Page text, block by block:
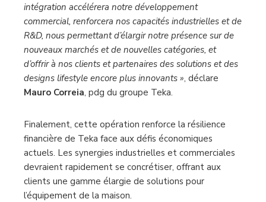
intégration accélérera notre développement
commercial, renforcera nos capacités industrielles et de
R&D, nous permettant d’élargir notre présence sur de
nouveaux marchés et de nouvelles catégories, et
d’offrir à nos clients et partenaires des solutions et des
designs lifestyle encore plus innovants », déclare
Mauro Correia, pdg du groupe Teka.
Finalement, cette opération renforce la résilience
financière de Teka face aux défis économiques
actuels. Les synergies industrielles et commerciales
devraient rapidement se concrétiser, offrant aux
clients une gamme élargie de solutions pour
l’équipement de la maison.